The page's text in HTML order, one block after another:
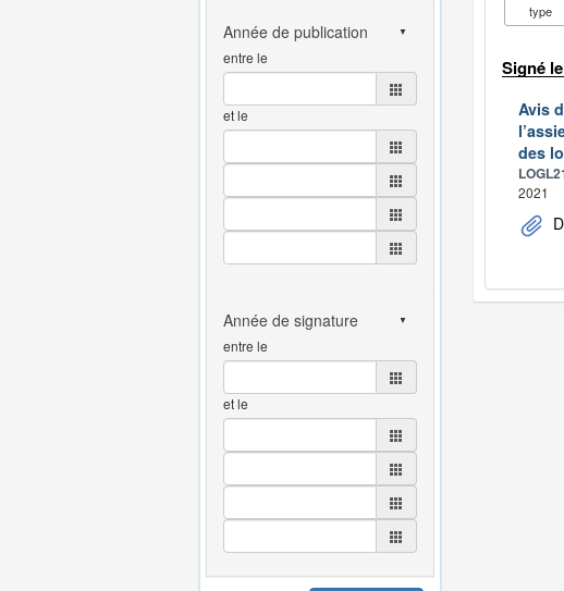
entre le
et le
entre le
et le
type
Signé
Avis
des
2021